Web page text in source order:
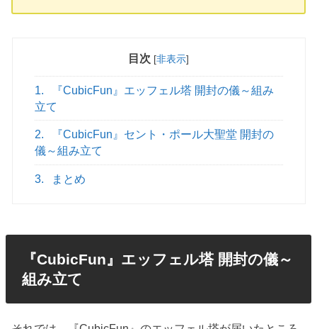
目次 [非表示]
1.
『CubicFun』エッフェル塔 開封の儀～組み
立て
2.
『CubicFun』セント・ポール大聖堂 開封の
儀～組み立て
3. まとめ
『CubicFun』エッフェル塔 開封の儀～
組み立て